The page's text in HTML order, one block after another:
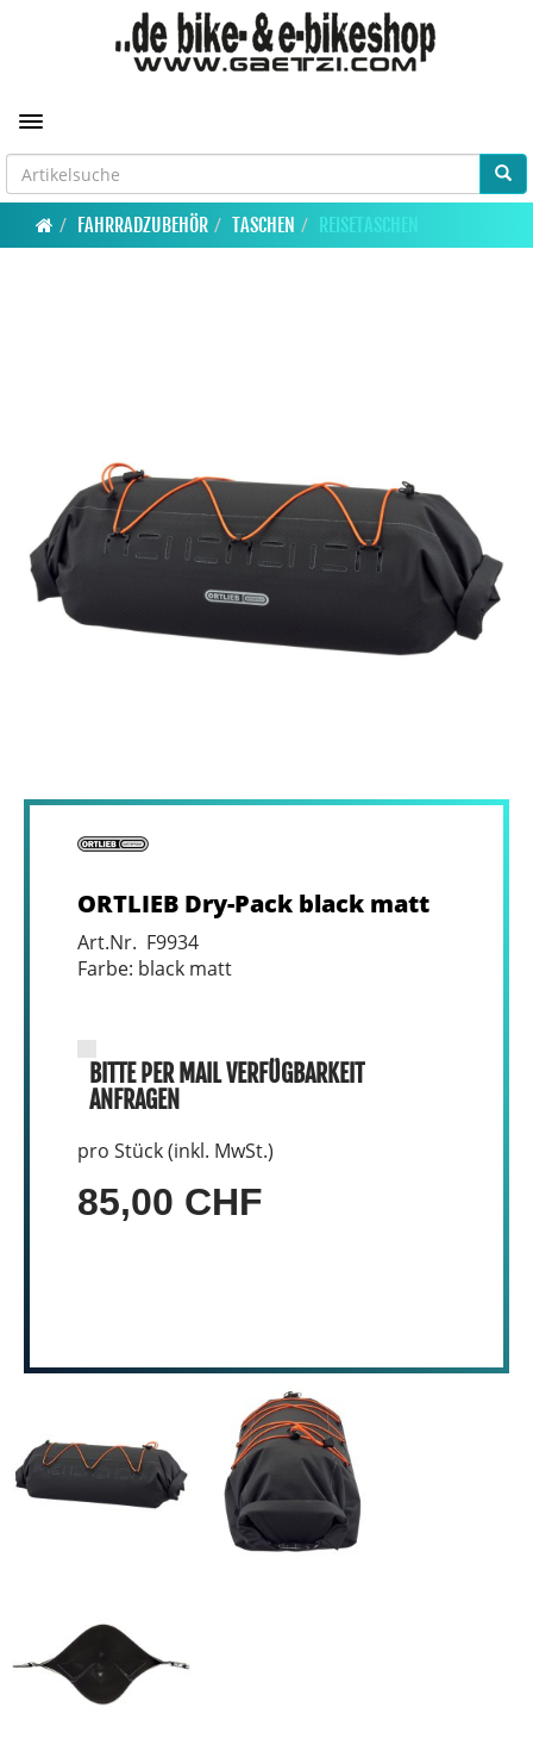
Toggle navigation
FAHRRADZUBEHÖR TASCHEN REISETASCHEN
ORTLIEB Dry-Pack black matt
Art.Nr. F9934
Farbe: black matt
BITTE PER MAIL VERFÜGBARKEIT
ANFRAGEN
pro Stück (inkl. MwSt.)
85,00 CHF